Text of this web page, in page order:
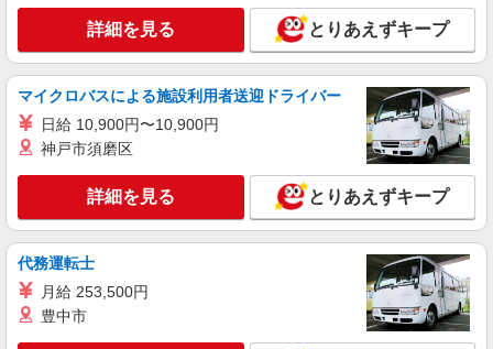
詳細を見る
詳細を見る とりあえずキープ
マイクロバスによる施設利用者送迎ドライバー
日給 10,900円〜10,900円
神戸市須磨区
詳細を見る とりあえずキープ
代務運転士
月給 253,500円
豊中市